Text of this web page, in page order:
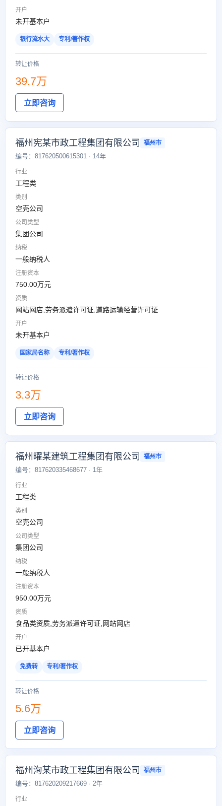
开户
未开基本户
银行流水大 专利/著作权
转让价格
39.7万
立即咨询
福州宪某市政工程集团有限公司 福州市
编号：817620500615301 · 14年
行业
工程类
类别
空壳公司
公司类型
集团公司
纳税
一般纳税人
注册资本
750.00万元
资质
网站网店,劳务派遣许可证,道路运输经营许可证
开户
未开基本户
国家局名称 专利/著作权
转让价格
3.3万
立即咨询
福州曜某建筑工程集团有限公司 福州市
编号：817620335468677 · 1年
行业
工程类
类别
空壳公司
公司类型
集团公司
纳税
一般纳税人
注册资本
950.00万元
资质
食品类资质,劳务派遣许可证,网站网店
开户
已开基本户
免费转 专利/著作权
转让价格
5.6万
立即咨询
福州洵某市政工程集团有限公司 福州市
编号：817620209217669 · 2年
行业